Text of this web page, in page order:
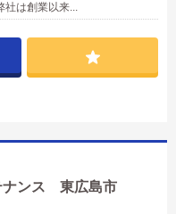
社は創業以来...
ナンス 東広島市